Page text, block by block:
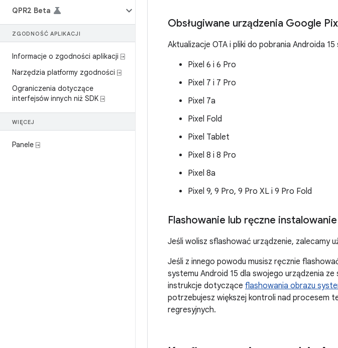
QPR2 Beta
ZGODNOŚĆ APLIKACJI
Informacje o zgodności aplikacji ⍈
Narzędzia platformy zgodności ⍈
Ograniczenia dotyczące
interfejsów innych niż SDK ⍈
WIĘCEJ
Panele ⍈
Obsługiwane urządzenia Google
Aktualizacje OTA i pliki do pobrania Androida
Pixel 6 i 6 Pro
Pixel 7 i 7 Pro
Pixel 7a
Pixel Fold
Pixel Tablet
Pixel 8 i 8 Pro
Pixel 8a
Pixel 9, 9 Pro, 9 Pro XL i 9 Pro Fold
Flashowanie lub ręczne
Jeśli wolisz sflashować urządzenie, zalecamy
Jeśli z innego powodu musisz ręcznie
systemu Android 15 dla swojego urządzenia
instrukcje dotyczące flashowania obrazu
potrzebujesz większej kontroli nad procesem
regresyjnych.